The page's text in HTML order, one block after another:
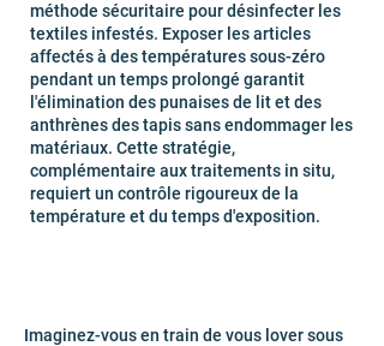
méthode sécuritaire pour désinfecter les
textiles infestés. Exposer les articles
affectés à des températures sous-zéro
pendant un temps prolongé garantit
l'élimination des punaises de lit et des
anthrènes des tapis sans endommager les
matériaux. Cette stratégie,
complémentaire aux traitements in situ,
requiert un contrôle rigoureux de la
température et du temps d'exposition.
Imaginez-vous en train de vous lover sous